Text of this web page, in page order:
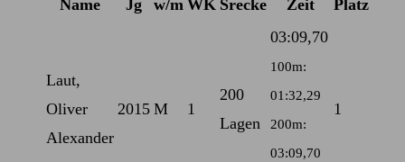
Name Jg w/m WK Srecke Zeit Platz
Laut,
Oliver
Alexander
2015 M 1
200
Lagen
03:09,70
100m:
01:32,29
200m:
03:09,70
1